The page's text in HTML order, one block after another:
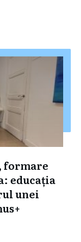
formare
educația
unei